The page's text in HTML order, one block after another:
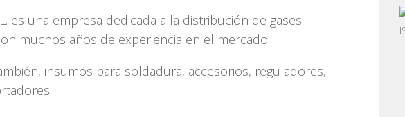
es una empresa dedicada a la distribución de gases
muchos años de experiencia en el mercado.
insumos para soldadura, accesorios, reguladores,